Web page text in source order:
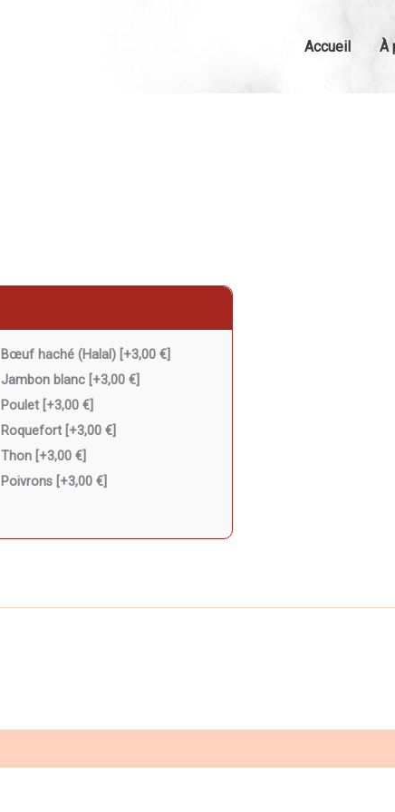
Accueil À
Bœuf haché (Halal) [+3,00 €]
Jambon blanc [+3,00 €]
Poulet [+3,00 €]
Roquefort [+3,00 €]
Thon [+3,00 €]
Poivrons [+3,00 €]